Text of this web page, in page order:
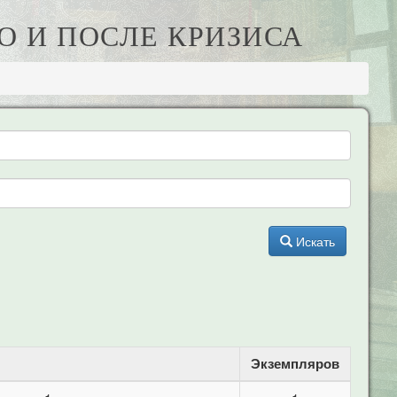
И ПОСЛЕ КРИЗИСА
Искать
Экземпляров